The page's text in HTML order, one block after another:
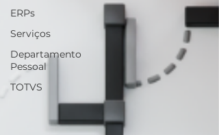
ERPs
Serviços
Departamento
Pessoal
TOTVS